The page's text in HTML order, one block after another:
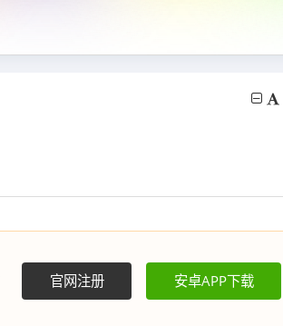
官网注册 安卓APP下载